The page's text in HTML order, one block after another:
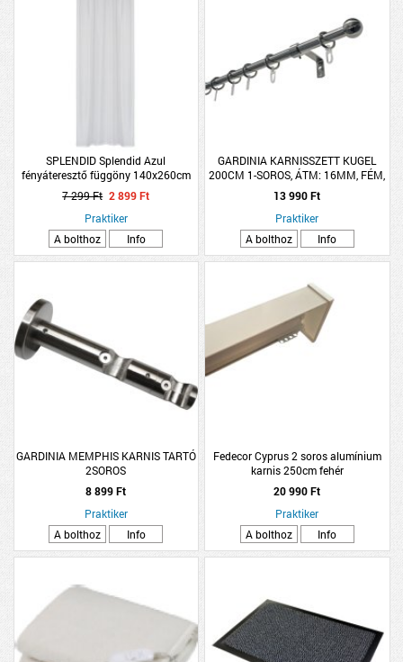
SPLENDID Splendid Azul
fényáteresztő függöny 140x260cm
fehér
7 299 Ft 2 899 Ft
Praktiker
A bolthoz
Info
GARDINIA KARNISSZETT KUGEL
200CM 1-SOROS, ÁTM: 16MM, FÉM,
NEMESACÉL
13 990 Ft
Praktiker
A bolthoz
Info
GARDINIA MEMPHIS KARNIS TARTÓ
2SOROS
8 899 Ft
Praktiker
A bolthoz
Info
Fedecor Cyprus 2 soros alumínium
karnis 250cm fehér
20 990 Ft
Praktiker
A bolthoz
Info